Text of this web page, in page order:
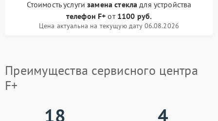
Стоимость услугизамена стекла для устройства
телефон F+ от 1100 руб.
Цена актуальна на текущую дату 06.08.2026
Преимущества сервисного центра
F+
18 4